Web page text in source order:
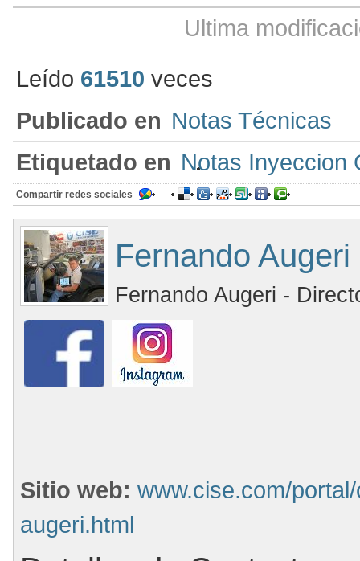
Ultima
Leído 61510 veces
Publicado en Notas Técnicas
Etiquetado en Notas Inyeccion
Compartir redes sociales
Fernando Augeri
Fernando Augeri -
Sitio web: www.cise.com/
augeri.html